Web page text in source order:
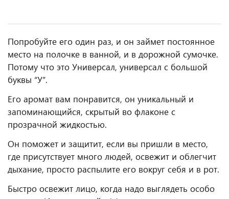
Попробуйте его один раз, и он займет постоянное
место на полочке в ванной, и в дорожной сумочке.
Потому что это Универсал, универсал с большой
буквы “У”.
Его аромат вам понравится, он уникальный и
запоминающийся, скрытый во флаконе с
прозрачной жидкостью.
Он поможет и защитит, если вы пришли в место,
где присутствует много людей, освежит и облегчит
дыхание, просто распылите его вокруг себя и в рот.
Быстро освежит лицо, когда надо выглядеть особо